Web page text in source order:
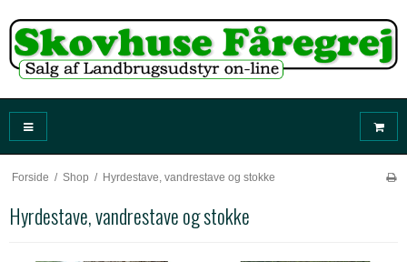
Forside / Shop / Hyrdestave, vandrestave og stokke
Hyrdestave, vandrestave og stokke